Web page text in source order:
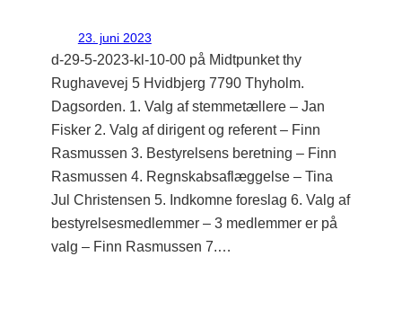
23. juni 2023
d-29-5-2023-kl-10-00 på Midtpunket thy
Rughavevej 5 Hvidbjerg 7790 Thyholm.
Dagsorden. 1. Valg af stemmetællere – Jan
Fisker 2. Valg af dirigent og referent – Finn
Rasmussen 3. Bestyrelsens beretning – Finn
Rasmussen 4. Regnskabsaflæggelse – Tina
Jul Christensen 5. Indkomne foreslag 6. Valg af
bestyrelsesmedlemmer – 3 medlemmer er på
valg – Finn Rasmussen 7.…